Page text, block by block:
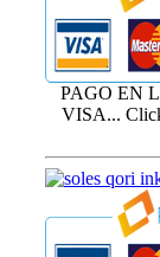
PAGO EN
VISA...